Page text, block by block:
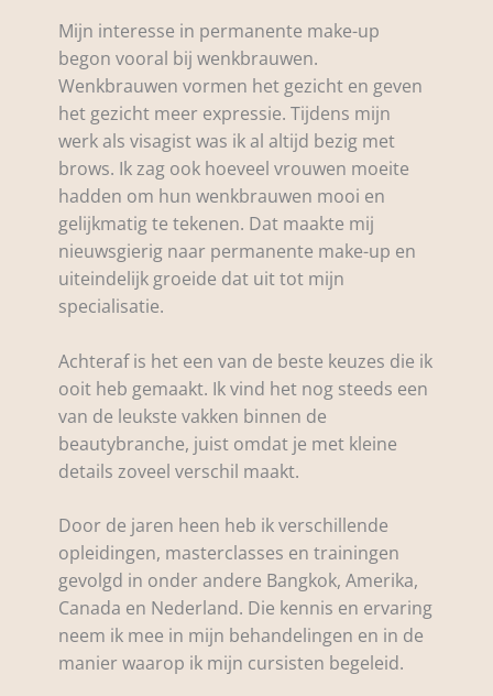
Mijn interesse in permanente make-up
begon vooral bij wenkbrauwen.
Wenkbrauwen vormen het gezicht en geven
het gezicht meer expressie. Tijdens mijn
werk als visagist was ik al altijd bezig met
brows. Ik zag ook hoeveel vrouwen moeite
hadden om hun wenkbrauwen mooi en
gelijkmatig te tekenen. Dat maakte mij
nieuwsgierig naar permanente make-up en
uiteindelijk groeide dat uit tot mijn
specialisatie.
Achteraf is het een van de beste keuzes die ik
ooit heb gemaakt. Ik vind het nog steeds een
van de leukste vakken binnen de
beautybranche, juist omdat je met kleine
details zoveel verschil maakt.
Door de jaren heen heb ik verschillende
opleidingen, masterclasses en trainingen
gevolgd in onder andere Bangkok, Amerika,
Canada en Nederland. Die kennis en ervaring
neem ik mee in mijn behandelingen en in de
manier waarop ik mijn cursisten begeleid.